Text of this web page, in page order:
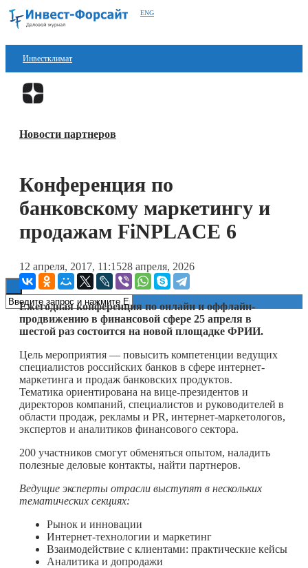
ENG
Инвестклимат
Финансы
Блокчейн
Технологии
Новости партнеров
Конференция по
банковскому маркетингу и
продажам FiNPLACE 6
12 апреля, 2017, 11:1528 апреля, 2026
Ежегодная конференция по онлайн и оффлайн-
продвижению в финансовой сфере 25 апреля в
шестой раз состоится на новой площадке ФРИИ.
Цель мероприятия — повысить компетенции ведущих
специалистов российских банков в сфере интернет-
маркетинга и продаж банковских продуктов.
Тематика ориентирована на вице-президентов и
директоров компаний, специалистов и руководителей в
области продаж, рекламы и PR, интернет-маркетологов,
экспертов и аналитиков финансового сектора.
200 участников смогут обменяться опытом, наладить
полезные деловые контакты, найти партнеров.
Ведущие эксперты отрасли выступят в нескольких
тематических секциях:
Рынок и инновации
Интернет-технологии и маркетинг
Взаимодействие с клиентами: практические кейсы
Аналитика и допродажи